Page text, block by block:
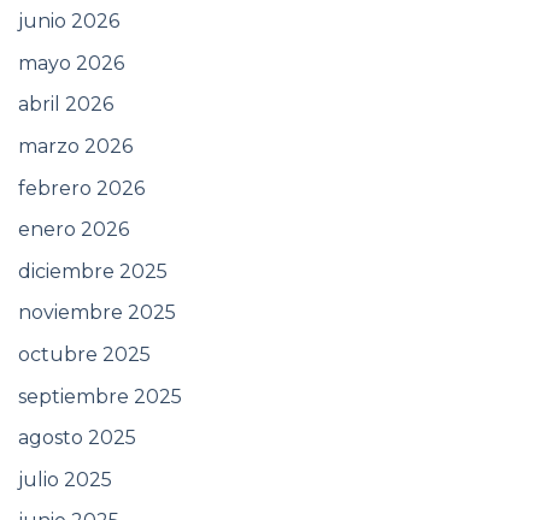
junio 2026
mayo 2026
abril 2026
marzo 2026
febrero 2026
enero 2026
diciembre 2025
noviembre 2025
octubre 2025
septiembre 2025
agosto 2025
julio 2025